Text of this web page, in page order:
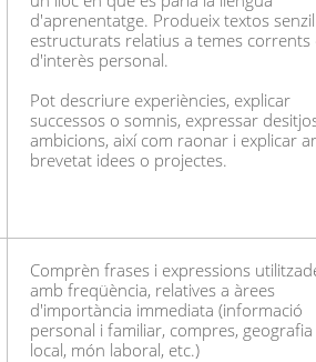
d'aprenentatge. Produeix textos
estructurats relatius a temes corrents
d'interès personal.
Pot descriure experiències, explicar
successos o somnis, expressar
ambicions, així com raonar i explicar
brevetat idees o projectes.
Comprèn frases i expressions
amb freqüència, relatives a àrees
d'importància immediata (informació
personal i familiar, compres, geografia
local, món laboral, etc.)